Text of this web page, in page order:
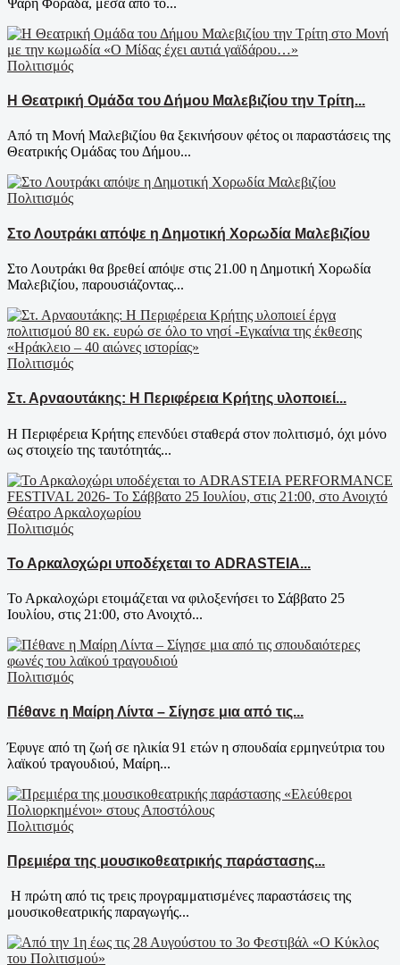
Ψαρή Φοράδα, μέσα από το...
Πολιτισμός
Η Θεατρική Ομάδα του Δήμου Μαλεβιζίου την Τρίτη...
Από τη Μονή Μαλεβιζίου θα ξεκινήσουν φέτος οι παραστάσεις της
Θεατρικής Ομάδας του Δήμου...
Πολιτισμός
Στο Λουτράκι απόψε η Δημοτική Χορωδία Μαλεβιζίου
Στο Λουτράκι θα βρεθεί απόψε στις 21.00 η Δημοτική Χορωδία
Μαλεβιζίου, παρουσιάζοντας...
Πολιτισμός
Στ. Αρναουτάκης: Η Περιφέρεια Κρήτης υλοποιεί...
Η Περιφέρεια Κρήτης επενδύει σταθερά στον πολιτισμό, όχι μόνο
ως στοιχείο της ταυτότητάς...
Πολιτισμός
Το Αρκαλοχώρι υποδέχεται το ADRASTEIA...
Το Αρκαλοχώρι ετοιμάζεται να φιλοξενήσει το Σάββατο 25
Ιουλίου, στις 21:00, στο Ανοιχτό...
Πολιτισμός
Πέθανε η Μαίρη Λίντα – Σίγησε μια από τις...
Έφυγε από τη ζωή σε ηλικία 91 ετών η σπουδαία ερμηνεύτρια του
λαϊκού τραγουδιού, Μαίρη...
Πολιτισμός
Πρεμιέρα της μουσικοθεατρικής παράστασης...
Η πρώτη από τις τρεις προγραμματισμένες παραστάσεις της
μουσικοθεατρικής παραγωγής...